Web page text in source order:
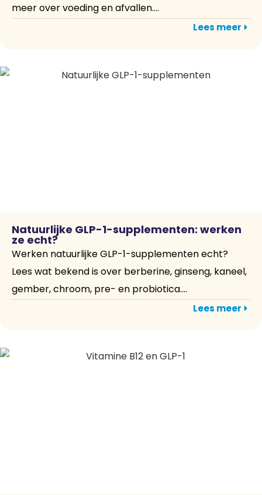
meer over voeding en afvallen....
Lees meer
Natuurlijke GLP-1-supplementen: werken
ze echt?
Werken natuurlijke GLP-1-supplementen echt?
Lees wat bekend is over berberine, ginseng, kaneel,
gember, chroom, pre- en probiotica....
Lees meer